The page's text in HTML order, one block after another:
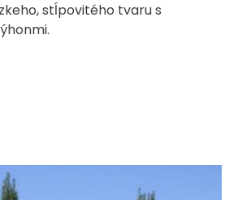
stĺpovitého tvaru s